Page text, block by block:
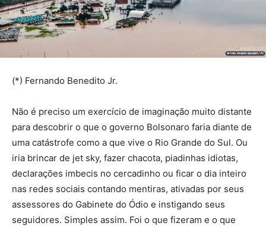
(*) Fernando Benedito Jr.
Não é preciso um exercício de imaginação muito distante
para descobrir o que o governo Bolsonaro faria diante de
uma catástrofe como a que vive o Rio Grande do Sul. Ou
iria brincar de jet sky, fazer chacota, piadinhas idiotas,
declarações imbecis no cercadinho ou ficar o dia inteiro
nas redes sociais contando mentiras, ativadas por seus
assessores do Gabinete do Ódio e instigando seus
seguidores. Simples assim. Foi o que fizeram e o que